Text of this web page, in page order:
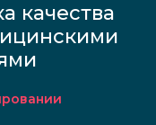
качества